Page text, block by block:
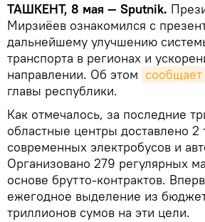
ТАШКЕНТ, 8 мая — Sputnik.
Мирзиёев ознакомился с
дальнейшему улучшению
транспорта в регионах и
направлении. Об этом сообщает
главы республики.
Как отмечалось, за последние
областные центры доставлено 2
современных электробусов и
Организовано 279 регулярных
основе брутто-контрактов.
ежегодное выделение из
триллионов сумов на эти цели.